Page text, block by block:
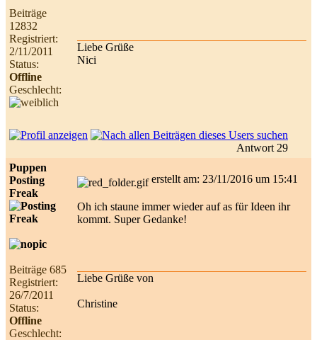
Beiträge
12832
Registriert:
2/11/2011
Status:
Offline
Geschlecht:
Liebe Grüße
Nici
Antwort 29
Puppen
Posting
Freak
Beiträge 685
Registriert:
26/7/2011
Status:
Offline
Geschlecht:
erstellt am: 23/11/2016 um 15:41
Oh ich staune immer wieder auf as für Ideen ihr
kommt. Super Gedanke!
Liebe Grüße von
Christine